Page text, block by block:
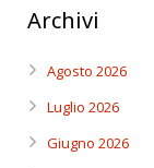
Archivi
Agosto 2026
Luglio 2026
Giugno 2026